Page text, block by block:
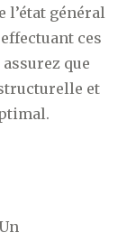
l’état général
ces
que
et